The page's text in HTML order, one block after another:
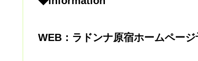
WEB：ラドンナ原宿ホームペー